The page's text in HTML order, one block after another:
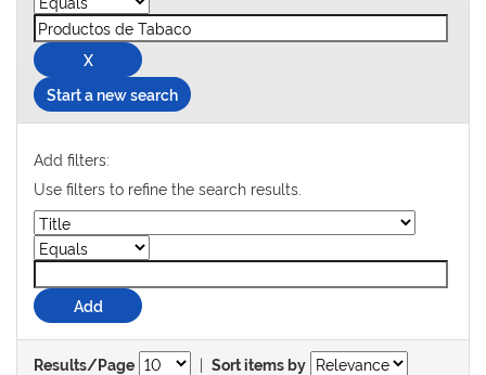
Start a new search
Add filters:
Use filters to refine the search results.
Results/Page | Sort items by